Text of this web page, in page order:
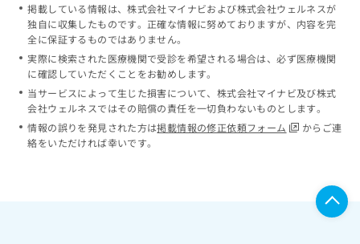
掲載している情報は、株式会社マイナビおよび株式会社ウェルネスが
独自に収集したものです。正確な情報に努めておりますが、内容を完
全に保証するものではありません。
実際に検索された医療機関で受診を希望される場合は、必ず医療機関
に確認していただくことをお勧めします。
当サービスによって生じた損害について、株式会社マイナビ及び株式
会社ウェルネスではその賠償の責任を一切負わないものとします。
情報の誤りを発見された方は掲載情報の修正依頼フォーム
からご連
絡をいただければ幸いです。